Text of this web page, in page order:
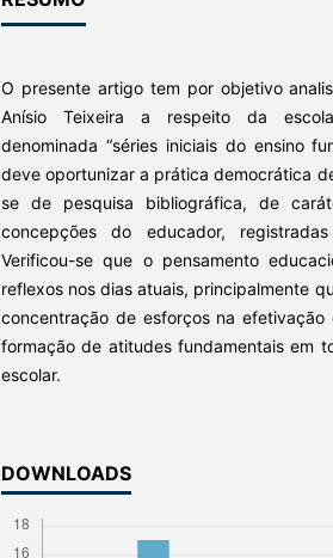
O presente artigo tem por objetivo
Anísio Teixeira a respeito da
denominada “séries iniciais do ensino
deve oportunizar a prática democrática
se de pesquisa bibliográfica, de
concepções do educador,
Verificou-se que o pensamento
reflexos nos dias atuais, principalmente
concentração de esforços na
formação de atitudes fundamentais em
escolar.
DOWNLOADS